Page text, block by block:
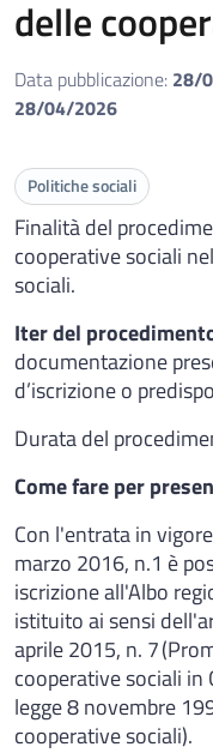
delle
Data pubblicazione: 28/
28/04/2026
Politiche sociali
Finalità del
cooperative sociali
sociali.
Iter del
documentazione
d’iscrizione o
Durata del
Come fare per
Con l'entrata in
marzo 2016, n.1 è
iscrizione all'Albo
istituito ai sensi
aprile 2015, n. 7
cooperative sociali in
legge 8 novembre
cooperative sociali).